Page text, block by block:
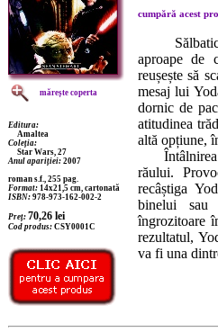
mărește coperta
Editura:
Amaltea
Coleția:
Star Wars, 27
Anul apariției: 2007
roman s.f., 255 pag.
Format: 14x21,5 cm, cartonată
ISBN: 978-973-162-002-2
Preț: 70,26 lei
Cod produs: CSY0001C
cumpără acest
Sălbaticul
aproape de
reușește să
mesaj lui
dornic de
atitudinea
altă opțiune,
Întâlnirea
răului.
recâștiga
binelui sau
îngrozitoare
rezultatul,
va fi una